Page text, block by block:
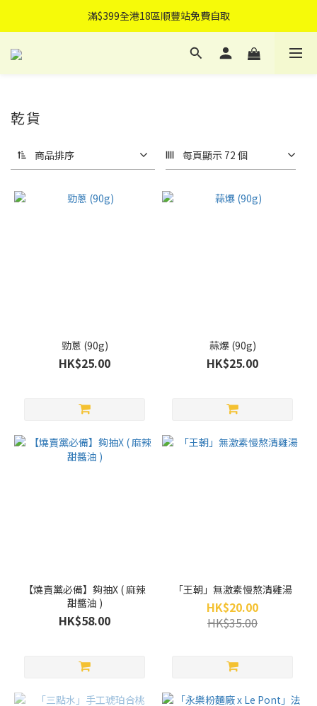
滿$399全港18區順豐站免費自取
滿$399全港18區順豐站免費自取
滿$499免費送貨上門
乾貨
商品排序 每頁顯示 72 個
勁蔥 (90g)
HK$25.00
蒜爆 (90g)
HK$25.00
【燒賣黨必備】夠抽X ( 麻辣
甜醬油 )
HK$58.00
「王朝」無激素慢熬清雞湯
HK$20.00
HK$35.00